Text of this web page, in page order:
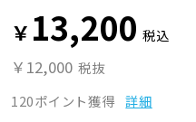
￥ 13,200 税込
￥12,000 税抜
120ポイント獲得 詳細